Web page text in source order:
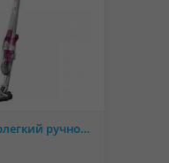
Акция!!! Суперлегкий ручной пылесос Rowenta Air Force Estrime Silente